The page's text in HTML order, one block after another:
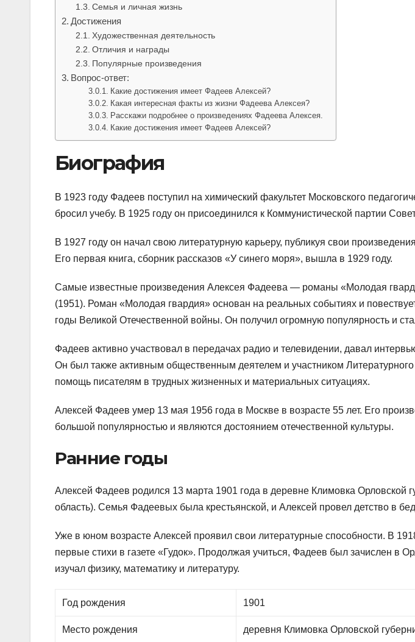
Семья и личная жизнь
Достижения
Художественная деятельность
Отличия и награды
Популярные произведения
Вопрос-ответ:
Какие достижения имеет Фадеев Алексей?
Какая интересная факты из жизни Фадеева Алексея?
Расскажи подробнее о произведениях Фадеева Алексея.
Какие достижения имеет Фадеев Алексей?
Биография
В 1923 году Фадеев поступил на химический факультет Московского
бросил учебу. В 1925 году он присоединился к Коммунистической партии
В 1927 году он начал свою литературную карьеру, публикуя свои
Его первая книга, сборник рассказов «У синего моря», вышла в 1929 году.
Самые известные произведения Алексея Фадеева — романы «Молодая
(1951). Роман «Молодая гвардия» основан на реальных событиях и
годы Великой Отечественной войны. Он получил огромную популярность и
Фадеев активно участвовал в передачах радио и телевидении, давал
Он был также активным общественным деятелем и участником
помощь писателям в трудных жизненных и материальных ситуациях.
Алексей Фадеев умер 13 мая 1956 года в Москве в возрасте 55 лет. Его
большой популярностью и являются достоянием отечественной культуры.
Ранние годы
Алексей Фадеев родился 13 марта 1901 года в деревне Климовка Орловской
область). Семья Фадеевых была крестьянской, и Алексей провел детство в
Уже в юном возрасте Алексей проявил свои литературные способности. В
первые стихи в газете «Гудок». Продолжая учиться, Фадеев был зачислен в
изучал физику, математику и литературу.
Год рождения 1901
Место рождения деревня Климовка Орловской